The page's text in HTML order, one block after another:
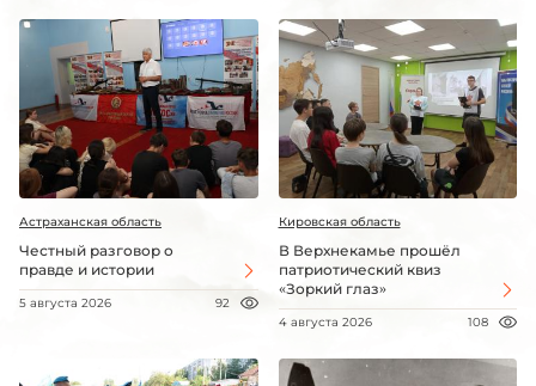
Астраханская область
Честный разговор о
правде и истории
5 августа 2026 92
Кировская область
В Верхнекамье прошёл
патриотический квиз
«Зоркий глаз»
4 августа 2026 108